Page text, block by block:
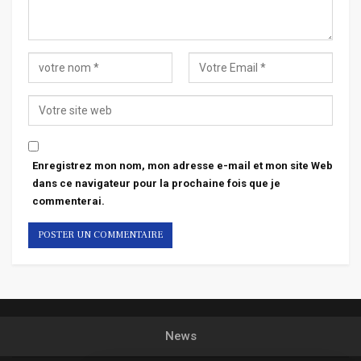
Enregistrez mon nom, mon adresse e-mail et mon site Web
dans ce navigateur pour la prochaine fois que je
commenterai.
News